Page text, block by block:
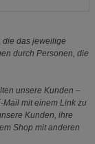
die das jeweilige
durch Personen, die
unsere Kunden –
Mail mit einem Link zu
Kunden, ihre
Shop mit anderen